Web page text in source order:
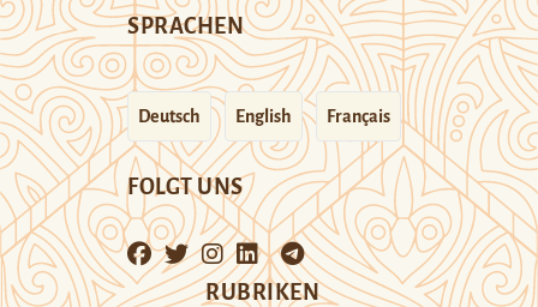
SPRACHEN
Deutsch English Français
FOLGT UNS
RUBRIKEN